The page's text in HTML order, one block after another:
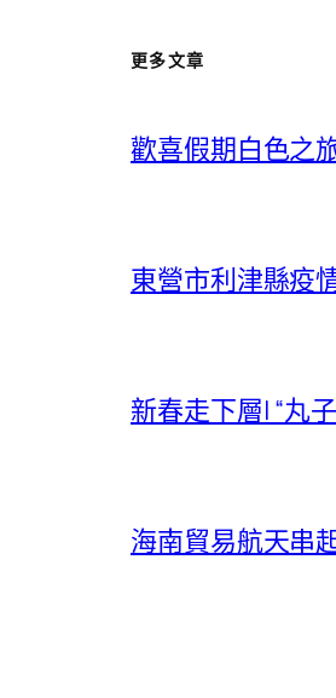
更多文章
歡喜假期白色之
東營市利津縣疫
新春走下層| “丸
海南貿易航天串